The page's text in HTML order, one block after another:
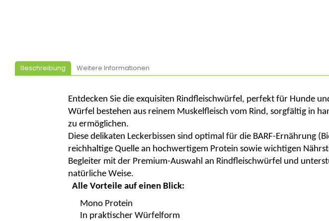
Beschreibung Weitere Informationen
Entdecken Sie die exquisiten Rindfleischwürfel, perfekt für Hunde
Würfel bestehen aus reinem Muskelfleisch vom Rind, sorgfältig in
zu ermöglichen.
Diese delikaten Leckerbissen sind optimal für die BARF-Ernährung
reichhaltige Quelle an hochwertigem Protein sowie wichtigen
Begleiter mit der Premium-Auswahl an Rindfleischwürfel und
natürliche Weise.
Alle Vorteile auf einen Blick:
Mono Protein
In praktischer Würfelform